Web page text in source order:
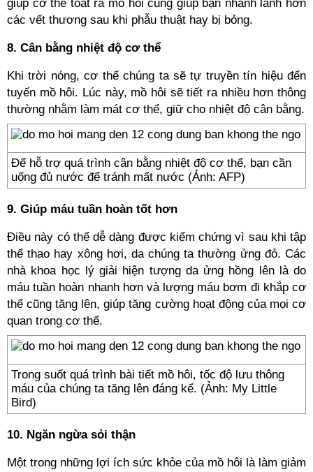
giúp cơ thể toát ra mồ hôi cũng giúp bạn nhanh lành hơn
các vết thương sau khi phẫu thuật hay bị bỏng.
8. Cân bằng nhiệt độ cơ thể
Khi trời nóng, cơ thể chúng ta sẽ tự truyền tín hiệu đến
tuyến mồ hôi. Lúc này, mồ hôi sẽ tiết ra nhiều hơn thông
thường nhằm làm mát cơ thể, giữ cho nhiệt độ cân bằng.
Để hỗ trợ quá trình cân bằng nhiệt độ cơ thể, bạn cần
uống đủ nước để tránh mất nước (Ảnh: AFP)
9. Giúp máu tuần hoàn tốt hơn
Điều này có thể dễ dàng được kiểm chứng vì sau khi tập
thể thao hay xông hơi, da chúng ta thường ửng đỏ. Các
nhà khoa học lý giải hiện tượng da ửng hồng lên là do
máu tuần hoàn nhanh hơn và lượng máu bơm đi khắp cơ
thể cũng tăng lên, giúp tăng cường hoạt động của mọi cơ
quan trong cơ thể.
Trong suốt quá trình bài tiết mồ hôi, tốc độ lưu thông
máu của chúng ta tăng lên đáng kể. (Ảnh: My Little
Bird)
10. Ngăn ngừa sỏi thận
Một trong những lợi ích sức khỏe của mồ hôi là làm giảm